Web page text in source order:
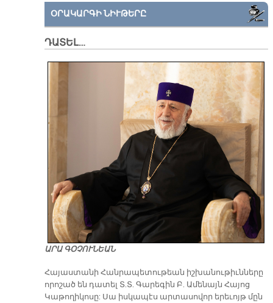
ՕՐԱԿԱՐԳԻ ՆԻՒԹԵՐԸ
ԴԱՏԵԼ…
ԱՐԱ ԳՕՉՈՒՆԵԱՆ
​Հայաստանի Հանրապետութեան իշխանութիւնները
որոշած են դատել Տ.Տ. Գարեգին Բ. Ամենայն Հայոց
Կաթողիկոսը: Սա իսկապէս արտասովոր երեւոյթ մըն